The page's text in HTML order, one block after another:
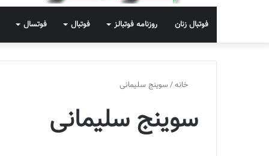
فوتبال زنان روزنامه فوتبالز فوتبال فوتسال
خانه/سوینج سلیمانی
سوینج سلیمانی